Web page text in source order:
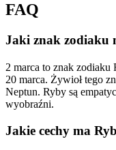
FAQ
Jaki znak zodiaku
2 marca to znak
20 marca. Żywioł tego
Neptun. Ryby są
wyobraźni.
Jakie cechy ma